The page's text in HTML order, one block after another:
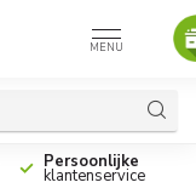
MENU
Persoonlijke
klantenservice